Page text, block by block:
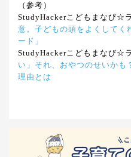
（参考）
StudyHackerこどもまなび☆ラ
意。子どもの頭をよくしてく
ード」
StudyHackerこどもまなび☆ラ
い」それ、おやつのせいか
理由とは